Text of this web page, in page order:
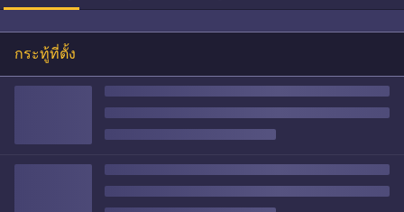
กระทู้ที่ตั้ง